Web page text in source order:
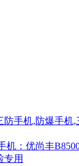
防手机,防爆手机,
机：优尚丰
专用